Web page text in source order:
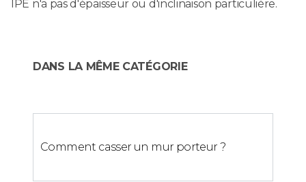
IPE n'a pas d'épaisseur ou d'inclinaison particulière.
DANS LA MÊME CATÉGORIE
Comment casser un mur porteur ?